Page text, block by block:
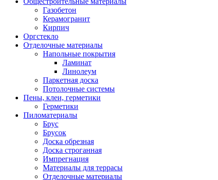
Газобетон
Керамогранит
Кирпич
Оргстекло
Отделочные материалы
Напольные покрытия
Ламинат
Линолеум
Паркетная доска
Потолочные системы
Пены, клеи, герметики
Герметики
Пиломатериалы
Брус
Брусок
Доска обрезная
Доска строганная
Импрегнация
Материалы для террасы
Отделочные материалы